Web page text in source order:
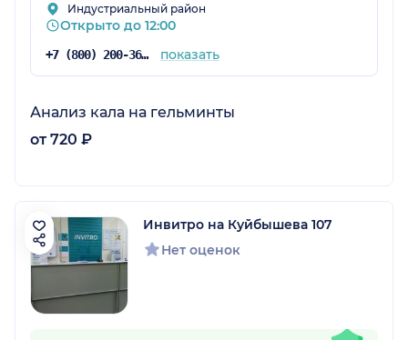
Индустриальный район
Открыто до 12:00
+7 (800) 200-36-30 показать
Анализ кала на гельминты
от 720 ₽
Инвитро на Куйбышева 107
Нет оценок